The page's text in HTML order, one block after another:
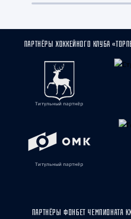
ПАРТНЁРЫ ХОККЕЙНОГО КЛУБА
Титульный партнёр
Титульный партнёр
ПАРТНЁРЫ ФОНБЕТ ЧЕМПИОНАТА